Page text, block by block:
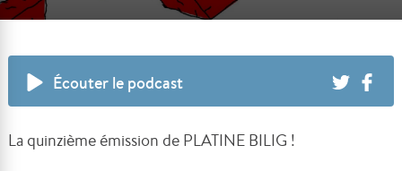
Écouter le podcast
La quinzième émission de PLATINE BILIG !